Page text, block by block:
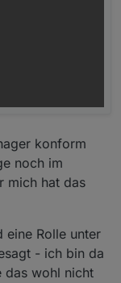
konform
noch im
mich hat das
eine Rolle unter
- ich bin da
das wohl nicht